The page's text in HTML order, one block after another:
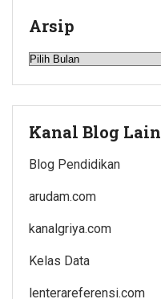
Arsip
Arsip
Kanal Blog Lain
Blog Pendidikan
arudam.com
kanalgriya.com
Kelas Data
lenterareferensi.com